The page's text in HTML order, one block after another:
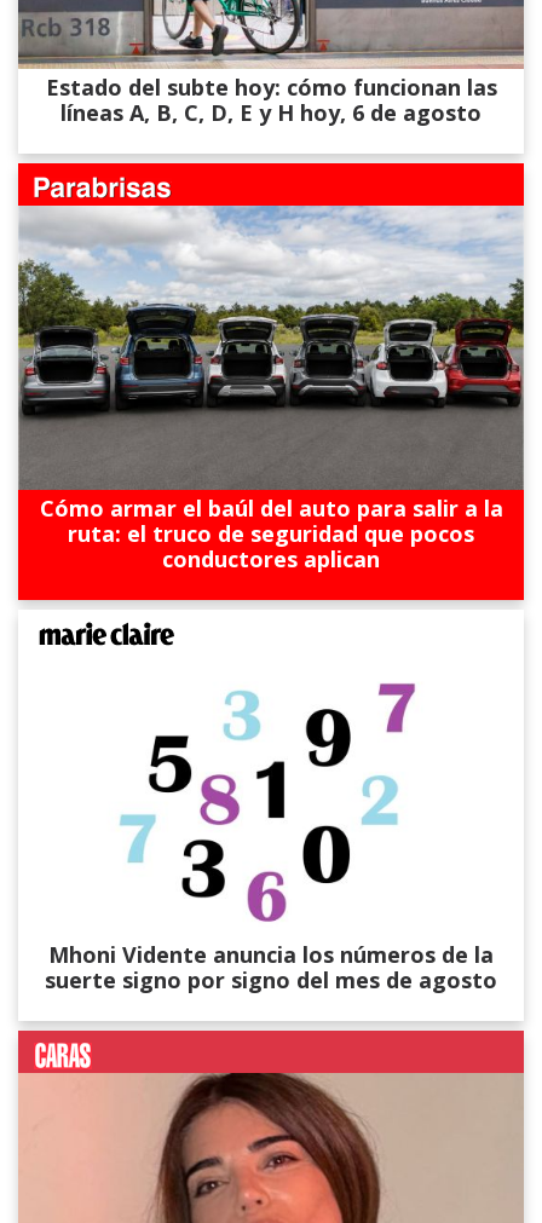
Estado del subte hoy: cómo funcionan las
líneas A, B, C, D, E y H hoy, 6 de agosto
Cómo armar el baúl del auto para salir a la
ruta: el truco de seguridad que pocos
conductores aplican
Mhoni Vidente anuncia los números de la
suerte signo por signo del mes de agosto